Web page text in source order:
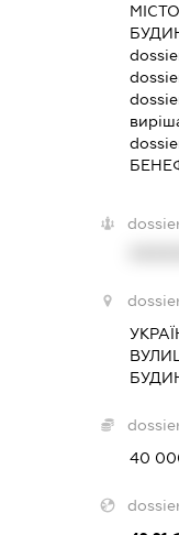
40